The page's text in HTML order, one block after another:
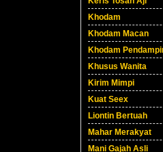
Khodam
Khodam Macan
Khodam
Khusus Wanita
Kirim Mimpi
Kuat Seex
Liontin Bertuah
Mahar Merakyat
Mani Gajah Asli